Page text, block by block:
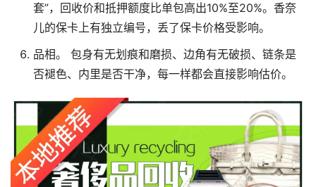
套”，回收价和抵押额度比单包高出10%至20%。香奈
儿的保卡上有独立编号，丢了保卡价格受影响。
品相。 包身有无划痕和磨损、边角有无破损、链条是
否褪色、内里是否干净，每一样都会直接影响估价。